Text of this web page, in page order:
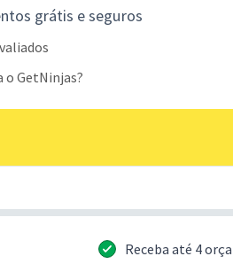
grátis e seguros
o GetNinjas?
Receba até 4